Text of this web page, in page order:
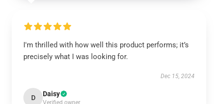
I'm thrilled with how well this product performs; it’s
precisely what I was looking for.
Dec 15, 2024
D Daisy
Verified owner